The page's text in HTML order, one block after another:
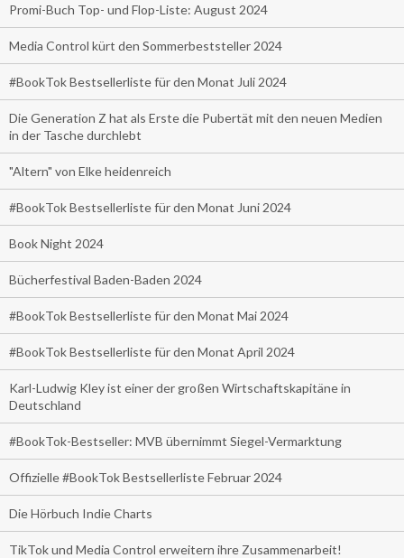
Promi-Buch Top- und Flop-Liste: August 2024
Media Control kürt den Sommerbeststeller 2024
#BookTok Bestsellerliste für den Monat Juli 2024
Die Generation Z hat als Erste die Pubertät mit den neuen Medien
in der Tasche durchlebt
"Altern" von Elke heidenreich
#BookTok Bestsellerliste für den Monat Juni 2024
Book Night 2024
Bücherfestival Baden-Baden 2024
#BookTok Bestsellerliste für den Monat Mai 2024
#BookTok Bestsellerliste für den Monat April 2024
Karl-Ludwig Kley ist einer der großen Wirtschaftskapitäne in
Deutschland
#BookTok-Bestseller: MVB übernimmt Siegel-Vermarktung
Offizielle #BookTok Bestsellerliste Februar 2024
Die Hörbuch Indie Charts
TikTok und Media Control erweitern ihre Zusammenarbeit!